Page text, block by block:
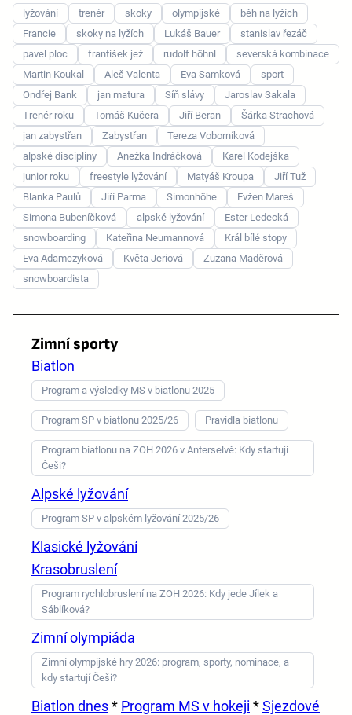
lyžování trenér skoky olympijské
běh na lyžích
Francie
skoky na lyžích Lukáš Bauer
stanislav řezáč
pavel ploc
františek jež rudolf höhnl
severská kombinace
Martin Koukal
Aleš Valenta Eva Samková
sport
Ondřej Bank
jan matura Síň slávy
Jaroslav Sakala
Trenér roku
Tomáš Kučera Jiří Beran
Šárka Strachová
jan zabystřan
Zabystřan
Tereza Voborníková
alpské disciplíny
Anežka Indráčková
Karel Kodejška
junior roku
freestyle lyžování Matyáš Kroupa
Jiří Tuž
Blanka Paulů
Jiří Parma Simonhöhe
Evžen Mareš
Simona Bubeníčková
alpské lyžování
Ester Ledecká
snowboarding
Kateřina Neumannová
Král bílé stopy
Eva Adamczyková
Květa Jeriová
Zuzana Maděrová
snowboardista
Zimní sporty
Biatlon
Program a výsledky MS v biatlonu 2025
Program SP v biatlonu 2025/26 Pravidla biatlonu
Program biatlonu na ZOH 2026 v Anterselvě: Kdy startuji
Češi?
Alpské lyžování
Program SP v alpském lyžování 2025/26
Klasické lyžování
Krasobruslení
Program rychlobruslení na ZOH 2026: Kdy jede Jílek a
Sáblíková?
Zimní olympiáda
Zimní olympijské hry 2026: program, sporty, nominace, a
kdy startují Češi?
Biatlon dnes* Program MS v hokeji *Sjezdové